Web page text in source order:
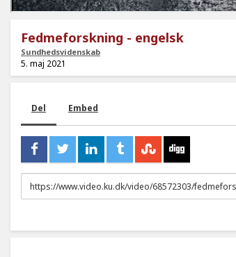
Fedmeforskning - engelsk
Sundhedsvidenskab
5. maj 2021
Del Embed
URL
to